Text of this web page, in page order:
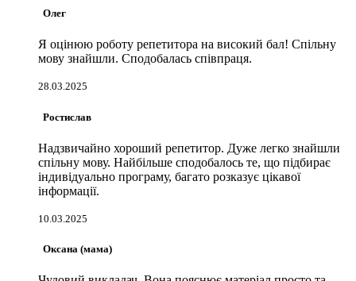
Олег
Я оцінюю роботу репетитора на високий бал! Спільну
мову знайшли. Сподобалась співпраця.
28.03.2025
Ростислав
Надзвичайно хороший репетитор. Дуже легко знайшли
спільну мову. Найбільше сподобалось те, що підбирає
індивідуально програму, багато розказує цікавої
інформації.
10.03.2025
Оксана (мама)